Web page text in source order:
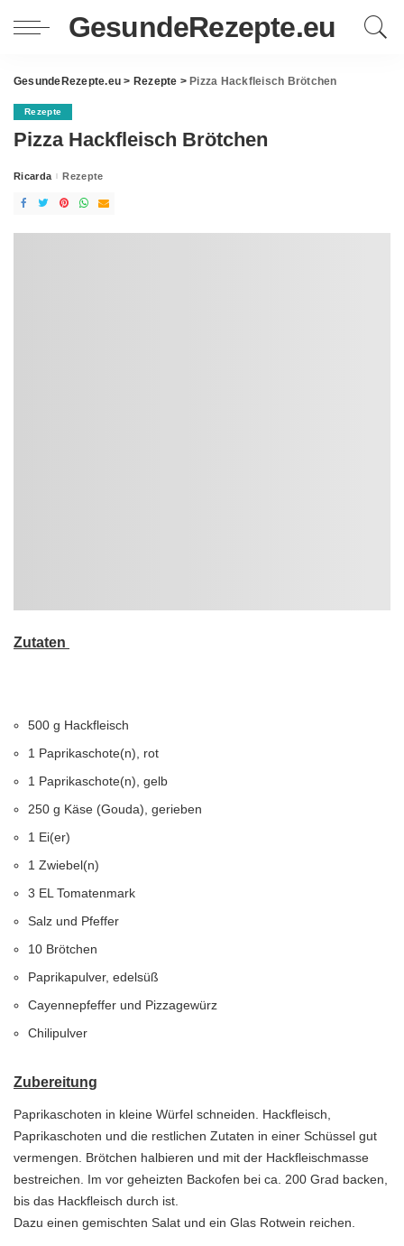
GesundeRezepte.eu
GesundeRezepte.eu > Rezepte > Pizza Hackfleisch Brötchen
Rezepte
Pizza Hackfleisch Brötchen
Posted
Ricarda Rezepte
Zutaten
500 g Hackfleisch
1 Paprikaschote(n), rot
1 Paprikaschote(n), gelb
250 g Käse (Gouda), gerieben
1 Ei(er)
1 Zwiebel(n)
3 EL Tomatenmark
Salz und Pfeffer
10 Brötchen
Paprikapulver, edelsüß
Cayennepfeffer und Pizzagewürz
Chilipulver
Zubereitung
Paprikaschoten in kleine Würfel schneiden. Hackfleisch,
Paprikaschoten und die restlichen Zutaten in einer Schüssel gut
vermengen. Brötchen halbieren und mit der Hackfleischmasse
bestreichen. Im vor geheizten Backofen bei ca. 200 Grad backen,
bis das Hackfleisch durch ist.
Dazu einen gemischten Salat und ein Glas Rotwein reichen.